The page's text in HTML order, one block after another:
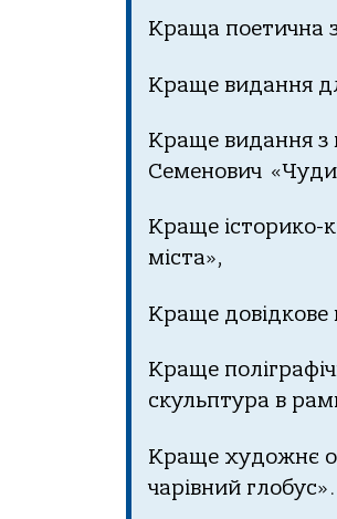
Краща поетична
Краще видання
Краще видання з
Семенович
Краще історико-
міста»,
Краще довідкове
Краще
скульптура в
Краще художнє
чарівний глобус».